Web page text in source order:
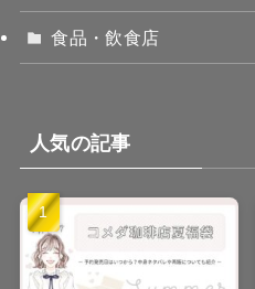
食品・飲食店
人気の記事